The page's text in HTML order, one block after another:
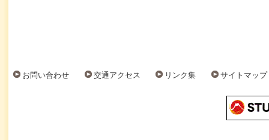
お問い合わせ 交通アクセス リンク集 サイトマップ